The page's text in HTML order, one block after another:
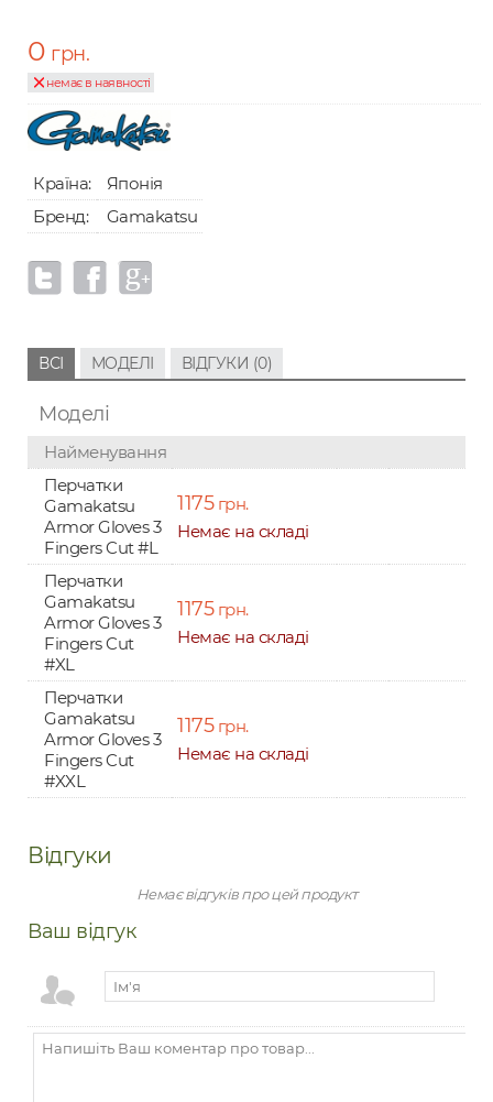
0 грн.
немає в наявності
Країна:
Японія
Бренд:
Gamakatsu
ВСІ МОДЕЛІ ВІДГУКИ (0)
Моделі
Найменування
Перчатки
Gamakatsu
Armor Gloves 3
Fingers Cut #L
1175грн.
Немає на складі
Перчатки
Gamakatsu
Armor Gloves 3
Fingers Cut
#XL
1175грн.
Немає на складі
Перчатки
Gamakatsu
Armor Gloves 3
Fingers Cut
#XXL
1175грн.
Немає на складі
Відгуки
Немає відгуків про цей продукт
Ваш відгук